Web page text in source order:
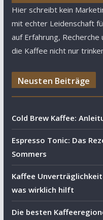
Hier schreibt kein
mit echter Leidenschaft
auf Erfahrung,
die Kaffee nicht nur
Neusten Beiträge
Cold Brew Kaffee:
Espresso Tonic: Das
Sommers
Kaffee
was wirklich hilft
Die besten